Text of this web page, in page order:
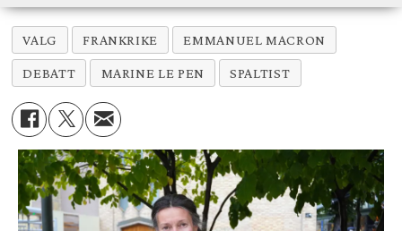
VALG FRANKRIKE EMMANUEL MACRON
DEBATT MARINE LE PEN SPALTIST